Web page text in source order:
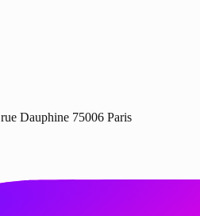
Dauphine 75006 Paris